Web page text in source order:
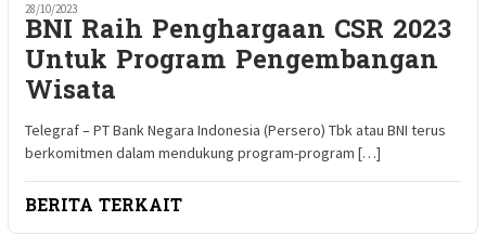
28/10/2023
BNI Raih Penghargaan CSR 2023
Untuk Program Pengembangan
Wisata
Telegraf – PT Bank Negara Indonesia (Persero) Tbk atau BNI terus
berkomitmen dalam mendukung program-program […]
BERITA TERKAIT